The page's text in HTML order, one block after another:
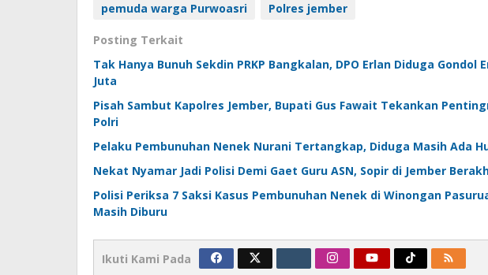
pemuda warga Purwoasri
Polres jember
Posting Terkait
Tak Hanya Bunuh Sekdin PRKP Bangkalan, DPO Erlan Diduga Gondol
Juta
Pisah Sambut Kapolres Jember, Bupati Gus Fawait Tekankan
Polri
Pelaku Pembunuhan Nenek Nurani Tertangkap, Diduga Masih Ada
Nekat Nyamar Jadi Polisi Demi Gaet Guru ASN, Sopir di Jember
Polisi Periksa 7 Saksi Kasus Pembunuhan Nenek di Winongan
Masih Diburu
Ikuti Kami Pada